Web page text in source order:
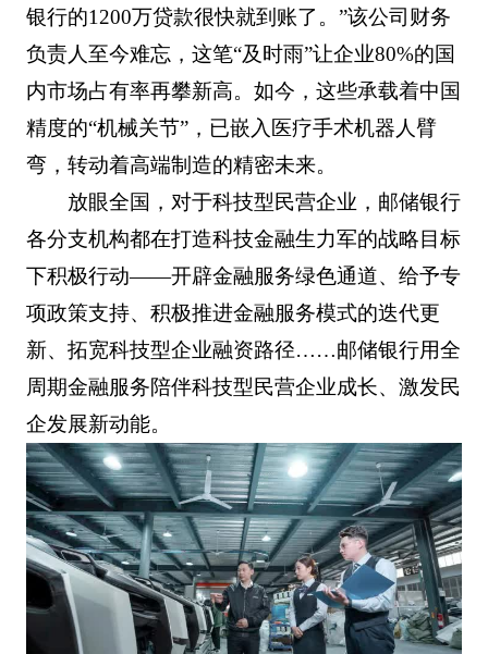
银行的1200万贷款很快就到账了。”该公司财务
负责人至今难忘，这笔“及时雨”让企业80%的国
内市场占有率再攀新高。如今，这些承载着中国
精度的“机械关节”，已嵌入医疗手术机器人臂
弯，转动着高端制造的精密未来。
放眼全国，对于科技型民营企业，邮储银行
各分支机构都在打造科技金融生力军的战略目标
下积极行动——开辟金融服务绿色通道、给予专
项政策支持、积极推进金融服务模式的迭代更
新、拓宽科技型企业融资路径……邮储银行用全
周期金融服务陪伴科技型民营企业成长、激发民
企发展新动能。